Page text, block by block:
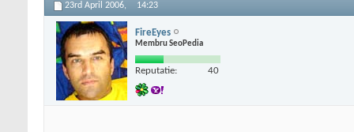
23rd April 2006, 14:23
FireEyes
Membru SeoPedia
Reputatie: 40